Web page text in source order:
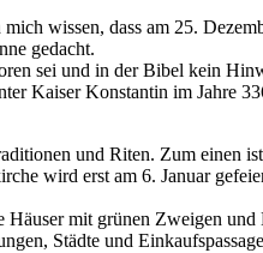
wissen, dass am 25.
gedacht.
sei und in der Bibel kein
Kaiser Konstantin im Jahre
und Riten. Zum einen
wird erst am 6. Januar
mit grünen Zweigen
Städte und